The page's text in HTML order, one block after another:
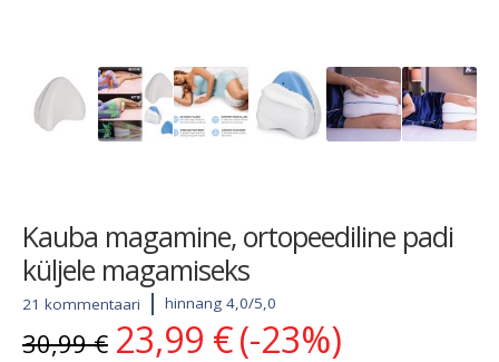
Kauba magamine, ortopeediline padi
küljele magamiseks
21 kommentaari hinnang 4,0/5,0
30,99€ Algne
23,99 € Current
(-23%)